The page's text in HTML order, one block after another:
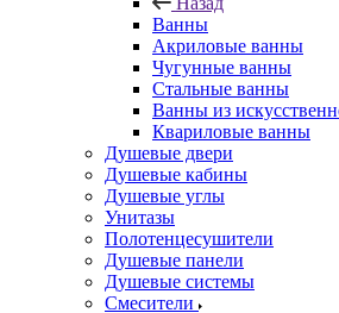
Ванны
Акриловые ванны
Чугунные ванны
Стальные ванны
Ванны из
Квариловые ванны
Душевые двери
Душевые кабины
Душевые углы
Унитазы
Полотенцесушители
Душевые панели
Душевые системы
Смесители